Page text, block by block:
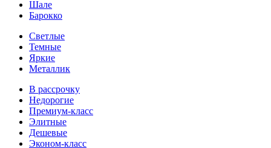
Шале
Барокко
Светлые
Темные
Яркие
Металлик
В рассрочку
Недорогие
Премиум-класс
Элитные
Дешевые
Эконом-класс